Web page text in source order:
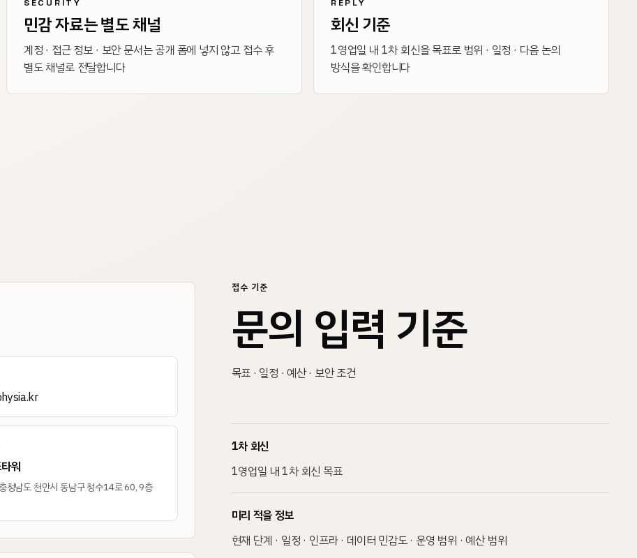
SECURITY
민감 자료는 별도 채널
계정 · 접근 정보 · 보안 문서는 공개 폼에 넣지 않고 접수 후
별도 채널로 전달합니다
REPLY
회신 기준
1영업일 내 1차 회신을 목표로 범위 · 일정 · 다음 논의
방식을 확인합니다
워
청남도 천안시 동남구 청수14로 60, 9층
접수 기준
문의 입력 기준
목표 · 일정 · 예산 · 보안 조건
1차 회신
1영업일 내 1차 회신 목표
미리 적을 정보
현재 단계 · 일정 · 인프라 · 데이터 민감도 · 운영 범위 · 예산 범위